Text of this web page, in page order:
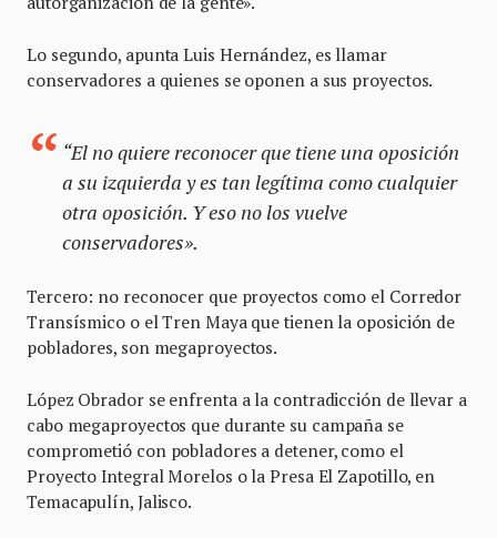
Lo segundo, apunta Luis Hernández, es llamar
conservadores a quienes se oponen a sus proyectos.
“El no quiere reconocer que tiene una oposición
a su izquierda y es tan legítima como cualquier
otra oposición. Y eso no los vuelve
conservadores».
Tercero: no reconocer que proyectos como el Corredor
Transísmico o el Tren Maya que tienen la oposición de
pobladores, son megaproyectos.
López Obrador se enfrenta a la contradicción de llevar a
cabo megaproyectos que durante su campaña se
comprometió con pobladores a detener, como el
Proyecto Integral Morelos o la Presa El Zapotillo, en
Temacapulín, Jalisco.